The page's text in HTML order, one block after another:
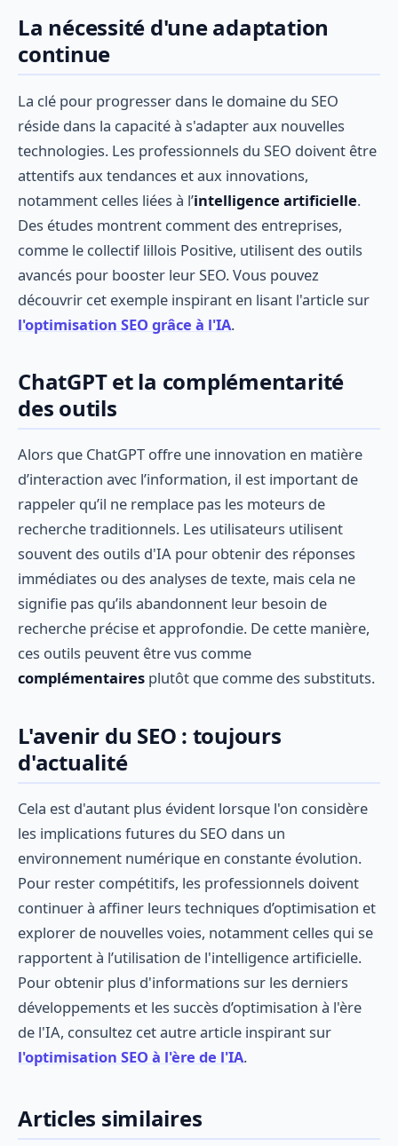
La nécessité d'une adaptation
continue
La clé pour progresser dans le domaine du SEO
réside dans la capacité à s'adapter aux nouvelles
technologies. Les professionnels du SEO doivent être
attentifs aux tendances et aux innovations,
notamment celles liées à l’intelligence artificielle.
Des études montrent comment des entreprises,
comme le collectif lillois Positive, utilisent des outils
avancés pour booster leur SEO. Vous pouvez
découvrir cet exemple inspirant en lisant l'article sur
l'optimisation SEO grâce à l'IA.
ChatGPT et la complémentarité
des outils
Alors que ChatGPT offre une innovation en matière
d’interaction avec l’information, il est important de
rappeler qu’il ne remplace pas les moteurs de
recherche traditionnels. Les utilisateurs utilisent
souvent des outils d'IA pour obtenir des réponses
immédiates ou des analyses de texte, mais cela ne
signifie pas qu’ils abandonnent leur besoin de
recherche précise et approfondie. De cette manière,
ces outils peuvent être vus comme
complémentaires plutôt que comme des substituts.
L'avenir du SEO : toujours
d'actualité
Cela est d'autant plus évident lorsque l'on considère
les implications futures du SEO dans un
environnement numérique en constante évolution.
Pour rester compétitifs, les professionnels doivent
continuer à affiner leurs techniques d’optimisation et
explorer de nouvelles voies, notamment celles qui se
rapportent à l’utilisation de l'intelligence artificielle.
Pour obtenir plus d'informations sur les derniers
développements et les succès d’optimisation à l'ère
de l'IA, consultez cet autre article inspirant sur
l'optimisation SEO à l'ère de l'IA.
Articles similaires